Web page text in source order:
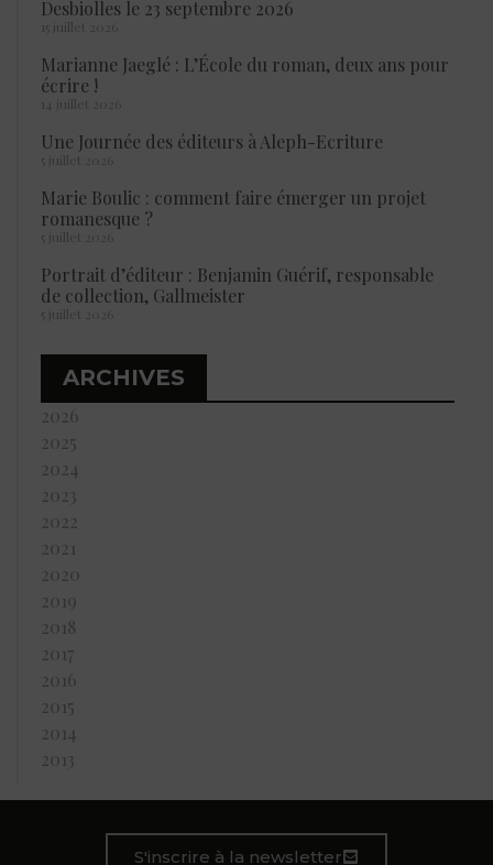
Desbiolles le 23 septembre 2026
15 juillet 2026
Marianne Jaeglé : L’École du roman, deux ans pour
écrire !
14 juillet 2026
Une Journée des éditeurs à Aleph-Ecriture
5 juillet 2026
Marie Boulic : comment faire émerger un projet
romanesque ?
5 juillet 2026
Portrait d’éditeur : Benjamin Guérif, responsable
de collection, Gallmeister
5 juillet 2026
ARCHIVES
2026
2025
2024
2023
2022
2021
2020
2019
2018
2017
2016
2015
2014
2013
S'inscrire à la newsletter